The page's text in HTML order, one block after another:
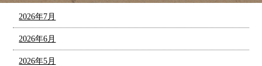
2026年7月
2026年6月
2026年5月